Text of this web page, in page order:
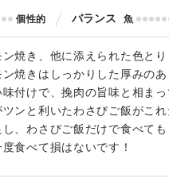
個性的 バランス 魚
焼き、他に添えられた色と
焼きはしっかりした厚みの
付けで、挽肉の旨味と相ま
ンと利いたわさびご飯がこ
、わさびご飯だけで食べて
食べて損はないです！